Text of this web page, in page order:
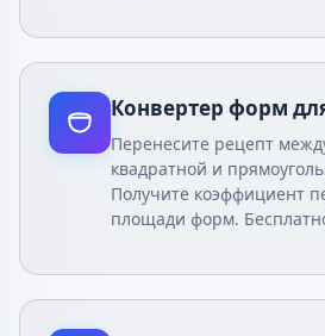
Конвертер форм
Перенесите рецепт
квадратной и
Получите коэффициент
площади форм.